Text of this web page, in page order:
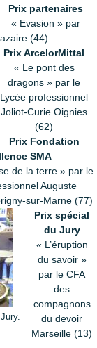
Prix partenaires
« Evasion » par
(44)
Prix ArcelorMittal
« Le pont des
dragons » par le
Lycée professionnel
Joliot-Curie Oignies
(62)
Prix Fondation
SMA
de la terre » par le
Auguste
sur-Marne (77)
Prix spécial
du Jury
« L’éruption
du savoir »
par le CFA
des
compagnons
du devoir
Marseille (13)